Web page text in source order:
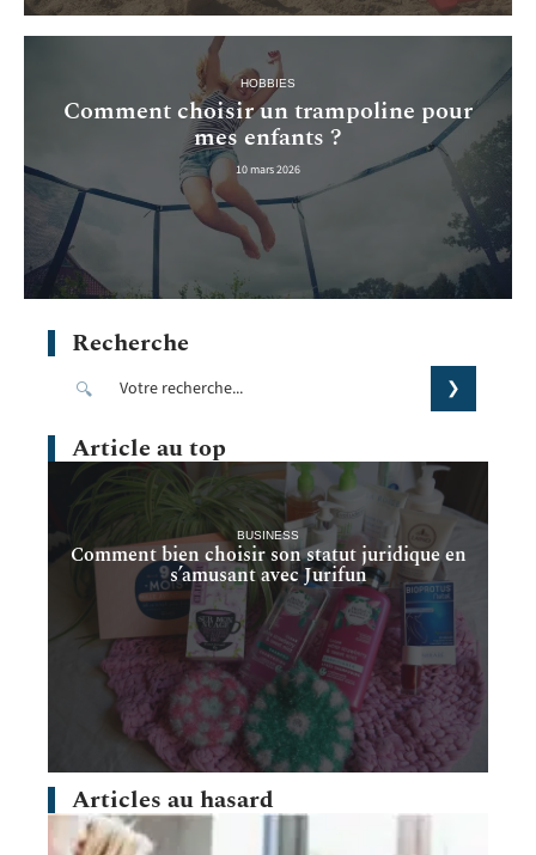
HOBBIES
Comment choisir un trampoline pour
mes enfants ?
10 mars 2026
Recherche
Article au top
BUSINESS
Comment bien choisir son statut juridique en
s’amusant avec Jurifun
Articles au hasard